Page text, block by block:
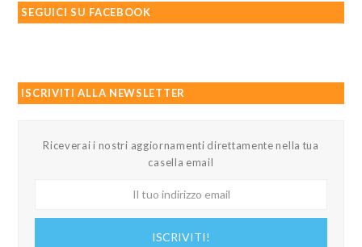
SEGUICI SU FACEBOOK
ISCRIVITI ALLA NEWSLETTER
Riceverai i nostri aggiornamenti direttamente nella tua
casella email
ISCRIVITI!